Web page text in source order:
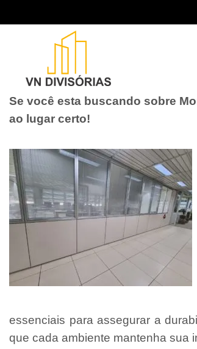
Se você esta buscando sobre
ao lugar certo!
essenciais para assegurar a
que cada ambiente mantenha sua